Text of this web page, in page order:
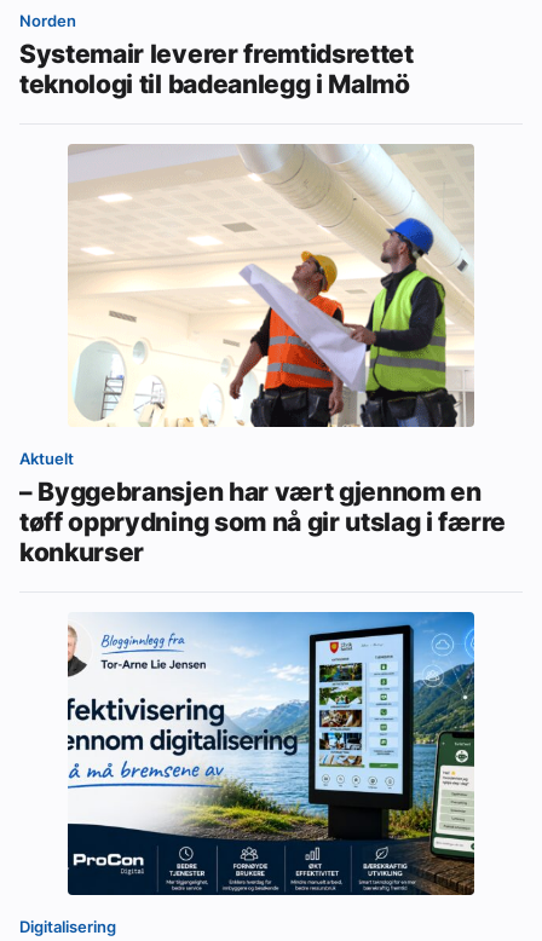
Norden
Systemair leverer fremtidsrettet
teknologi til badeanlegg i Malmö
Aktuelt
– Byggebransjen har vært gjennom en
tøff opprydning som nå gir utslag i færre
konkurser
Digitalisering